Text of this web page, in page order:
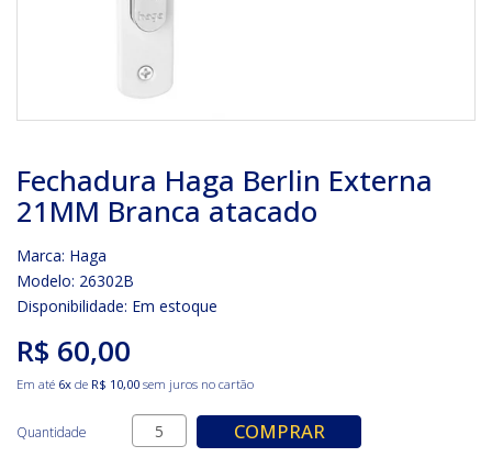
Fechadura Haga Berlin Externa
21MM Branca atacado
Marca: Haga
Modelo: 26302B
Disponibilidade: Em estoque
R$ 60,00
Em até 6x de R$ 10,00 sem juros no cartão
Quantidade COMPRAR